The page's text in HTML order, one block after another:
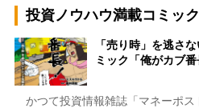
投資ノウハウ満載コミッ
「売り時」を逃さ
ミック「俺がカブ番
かつて投資情報雑誌「マネーポス